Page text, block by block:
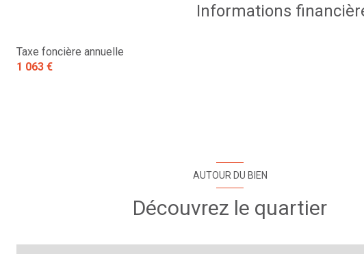
WC
Informations
Taxe foncière annuelle
1 063 €
AUTOUR DU BIEN
Découvrez le quartier